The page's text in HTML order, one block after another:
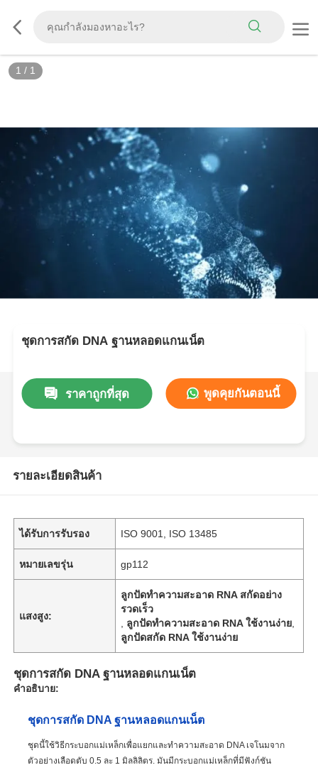
1 / 1
ชุดการสกัด DNA ฐานหลอดแกนเน็ต
ราคาถูกที่สุด พูดคุยกันตอนนี้
รายละเอียดสินค้า
ได้รับการรับรอง ISO 9001, ISO 13485
หมายเลขรุ่น gp112
แสงสูง:
ลูกปัดทำความสะอาด RNA สกัดอย่าง
รวดเร็ว
ลูกปัดทำความสะอาด RNA ใช้งานง่าย
ลูกปัดสกัด RNA ใช้งานง่าย
ชุดการสกัด DNA ฐานหลอดแกนเน็ต
คำอธิบาย:
ชุดการสกัด DNA ฐานหลอดแกนเน็ต
ชุดนี้ใช้วิธีกระบอกแม่เหล็กเพื่อแยกและทําความสะอาด DNA เจโนมจาก
ตัวอย่างเลือดตับ 0.5 ละ 1 มิลลิลิตร. มันมีกระบอกแม่เหล็กที่มีฟังก์ชัน